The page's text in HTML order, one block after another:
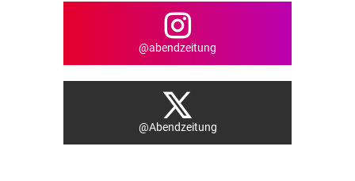
@abendzeitung
@Abendzeitung